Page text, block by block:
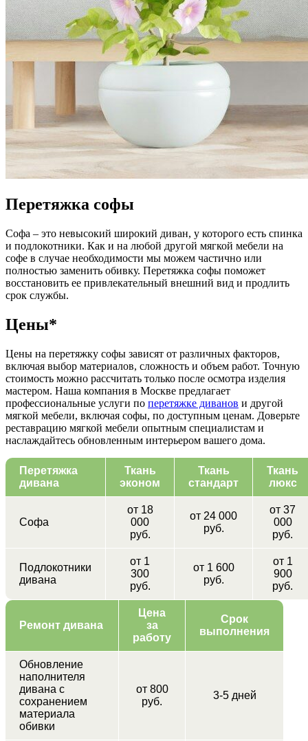
Перетяжка софы
Софа – это невысокий широкий диван, у которого есть спинка
и подлокотники. Как и на любой другой мягкой мебели на
софе в случае необходимости мы можем частично или
полностью заменить обивку. Перетяжка софы поможет
восстановить ее привлекательный внешний вид и продлить
срок службы.
Цены*
Цены на перетяжку софы зависят от различных факторов,
включая выбор материалов, сложность и объем работ. Точную
стоимость можно рассчитать только после осмотра изделия
мастером. Наша компания в Москве предлагает
профессиональные услуги по перетяжке диванов и другой
мягкой мебели, включая софы, по доступным ценам. Доверьте
реставрацию мягкой мебели опытным специалистам и
наслаждайтесь обновленным интерьером вашего дома.
Перетяжка
дивана
Ткань
эконом
Ткань
стандарт
Ткань
люкс
Софа
от 18
000
руб.
от 24 000
руб.
от 37
000
руб.
Подлокотники
дивана
от 1
300
руб.
от 1 600
руб.
от 1
900
руб.
Ремонт дивана
Цена
за
работу
Срок
выполнения
Обновление
наполнителя
дивана с
сохранением
материала
обивки
от 800
руб.
3-5 дней